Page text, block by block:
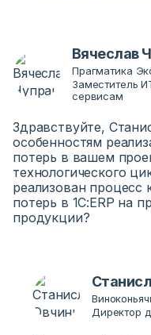
Вячеслав
Прагматика
Заместитель
сервисам
Здравствуйте,
особенностям
потерь в вашем
технологического
реализован процесс
потерь в 1С:ERP на
продукции?
Директор